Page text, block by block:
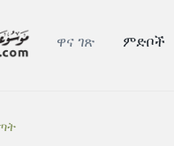
ዋና ገጽ ምድቦች